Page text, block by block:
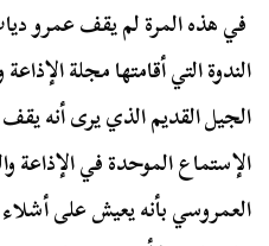
في هذه المرة لم يقف عمرو
الندوة التي أقامتها مجلة
الجيل القديم الذي يرى أنه
الإستماع الموحدة في الإذاعة
العمروسي بأنه يعيش على